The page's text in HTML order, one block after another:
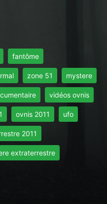
fantôme
zone 51 mystere
vidéos ovnis
ovnis 2011 ufo
2011
extraterrestre